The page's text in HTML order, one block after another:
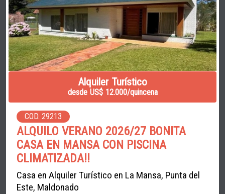
Alquiler Turístico
desde US$ 12.000/quincena
COD. 29213
ALQUILO VERANO 2026/27 BONITA
CASA EN MANSA CON PISCINA
CLIMATIZADA!!
Casa en Alquiler Turístico en La Mansa, Punta del
Este, Maldonado